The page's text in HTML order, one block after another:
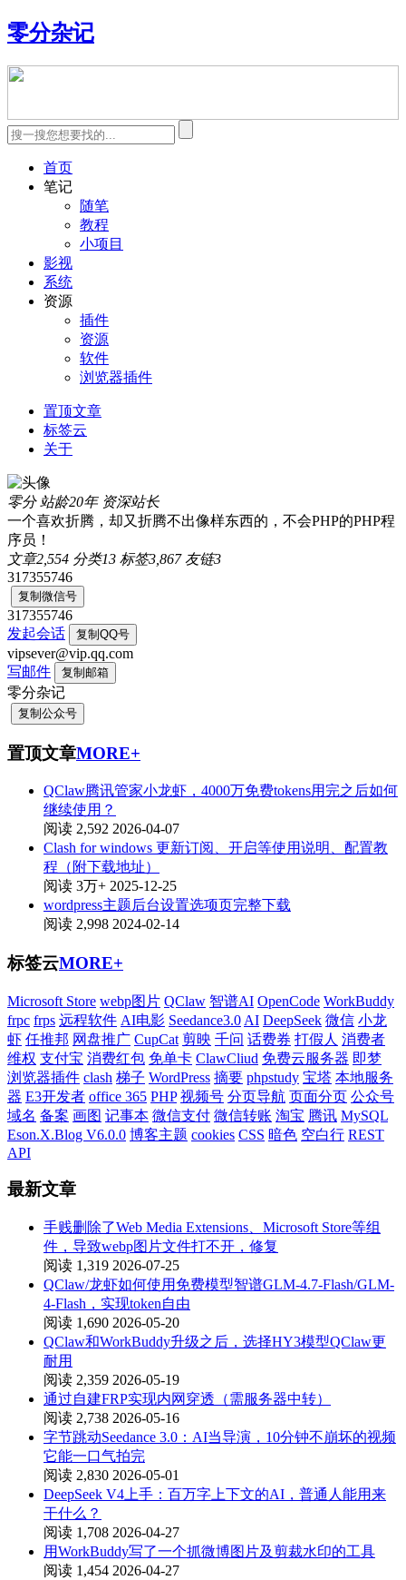
零分杂记
首页
笔记
随笔
教程
小项目
影视
系统
资源
插件
资源
软件
浏览器插件
置顶文章
标签云
关于
零分 站龄20年 资深站长
一个喜欢折腾，却又折腾不出像样东西的，不会PHP的PHP程
序员！
文章2,554 分类13 标签3,867 友链3
317355746
复制微信号
317355746
发起会话
复制QQ号
vipsever@vip.qq.com
写邮件
复制邮箱
零分杂记
复制公众号
置顶文章MORE+
QClaw腾讯管家小龙虾，4000万免费tokens用完之后如何
继续使用？
阅读 2,592 2026-04-07
Clash for windows 更新订阅、开启等使用说明、配置教
程（附下载地址）
阅读 3万+ 2025-12-25
wordpress主题后台设置选项页完整下载
阅读 2,998 2024-02-14
标签云MORE+
Microsoft Store webp图片 QClaw 智谱AI OpenCode WorkBuddy
frpc frps 远程软件 AI电影 Seedance3.0 AI DeepSeek 微信 小龙
虾 任推邦 网盘推广 CupCat 剪映 千问 话费券 打假人 消费者
维权 支付宝 消费红包 免单卡 ClawCliud 免费云服务器 即梦
浏览器插件 clash 梯子 WordPress 摘要 phpstudy 宝塔 本地服务
器 E3开发者 office 365 PHP 视频号 分页导航 页面分页 公众号
域名 备案 画图 记事本 微信支付 微信转账 淘宝 腾讯 MySQL
Eson.X.Blog V6.0.0 博客主题 cookies CSS 暗色 空白行 REST
API
最新文章
手贱删除了Web Media Extensions、Microsoft Store等组
件，导致webp图片文件打不开，修复
阅读 1,319 2026-07-25
QClaw/龙虾如何使用免费模型智谱GLM-4.7-Flash/GLM-
4-Flash，实现token自由
阅读 1,690 2026-05-20
QClaw和WorkBuddy升级之后，选择HY3模型QClaw更
耐用
阅读 2,359 2026-05-19
通过自建FRP实现内网穿透（需服务器中转）
阅读 2,738 2026-05-16
字节跳动Seedance 3.0：AI当导演，10分钟不崩坏的视频
它能一口气拍完
阅读 2,830 2026-05-01
DeepSeek V4上手：百万字上下文的AI，普通人能用来
干什么？
阅读 1,708 2026-04-27
用WorkBuddy写了一个抓微博图片及剪裁水印的工具
阅读 1,454 2026-04-27